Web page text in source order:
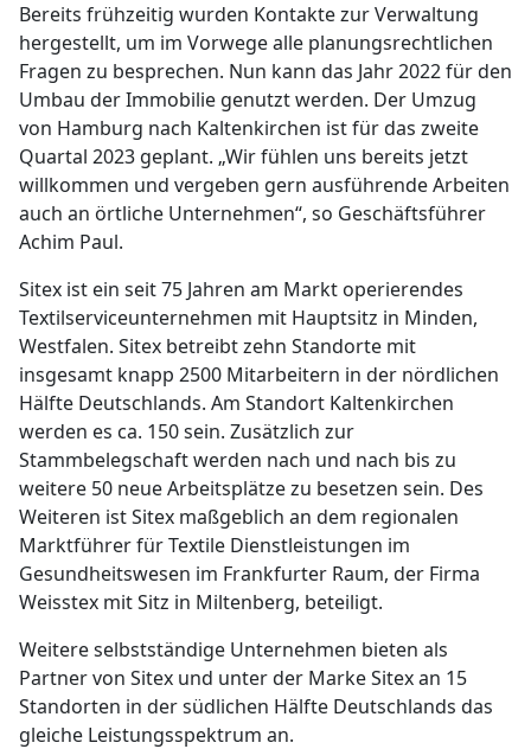
Bereits frühzeitig wurden Kontakte zur Verwaltung
hergestellt, um im Vorwege alle planungsrechtlichen
Fragen zu besprechen. Nun kann das Jahr 2022 für den
Umbau der Immobilie genutzt werden. Der Umzug
von Hamburg nach Kaltenkirchen ist für das zweite
Quartal 2023 geplant. „Wir fühlen uns bereits jetzt
willkommen und vergeben gern ausführende Arbeiten
auch an örtliche Unternehmen“, so Geschäftsführer
Achim Paul.
Sitex ist ein seit 75 Jahren am Markt operierendes
Textilserviceunternehmen mit Hauptsitz in Minden,
Westfalen. Sitex betreibt zehn Standorte mit
insgesamt knapp 2500 Mitarbeitern in der nördlichen
Hälfte Deutschlands. Am Standort Kaltenkirchen
werden es ca. 150 sein. Zusätzlich zur
Stammbelegschaft werden nach und nach bis zu
weitere 50 neue Arbeitsplätze zu besetzen sein. Des
Weiteren ist Sitex maßgeblich an dem regionalen
Marktführer für Textile Dienstleistungen im
Gesundheitswesen im Frankfurter Raum, der Firma
Weisstex mit Sitz in Miltenberg, beteiligt.
Weitere selbstständige Unternehmen bieten als
Partner von Sitex und unter der Marke Sitex an 15
Standorten in der südlichen Hälfte Deutschlands das
gleiche Leistungsspektrum an.